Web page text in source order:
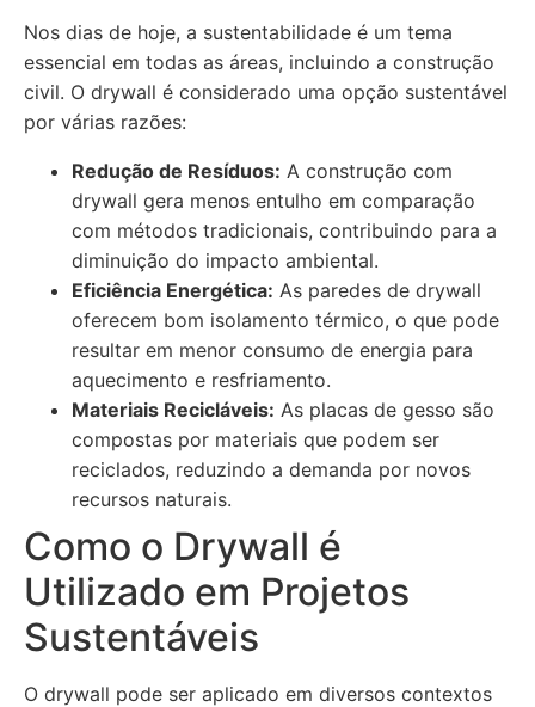
Nos dias de hoje, a sustentabilidade é um tema
essencial em todas as áreas, incluindo a construção
civil. O drywall é considerado uma opção sustentável
por várias razões:
Redução de Resíduos: A construção com
drywall gera menos entulho em comparação
com métodos tradicionais, contribuindo para a
diminuição do impacto ambiental.
Eficiência Energética: As paredes de drywall
oferecem bom isolamento térmico, o que pode
resultar em menor consumo de energia para
aquecimento e resfriamento.
Materiais Recicláveis: As placas de gesso são
compostas por materiais que podem ser
reciclados, reduzindo a demanda por novos
recursos naturais.
Como o Drywall é
Utilizado em Projetos
Sustentáveis
O drywall pode ser aplicado em diversos contextos